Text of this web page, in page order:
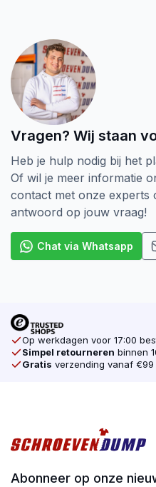
Vragen? Wij staan
Heb je hulp nodig bij het
Of wil je meer informatie
contact met onze experts
antwoord op jouw vraag!
Chat via Whatsapp
Op werkdagen voor 17:00
Simpel retourneren binnen
Gratis verzending vanaf €99
Abonneer op onze